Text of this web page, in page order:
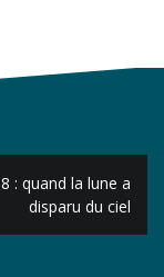
: quand la lune a
disparu du ciel